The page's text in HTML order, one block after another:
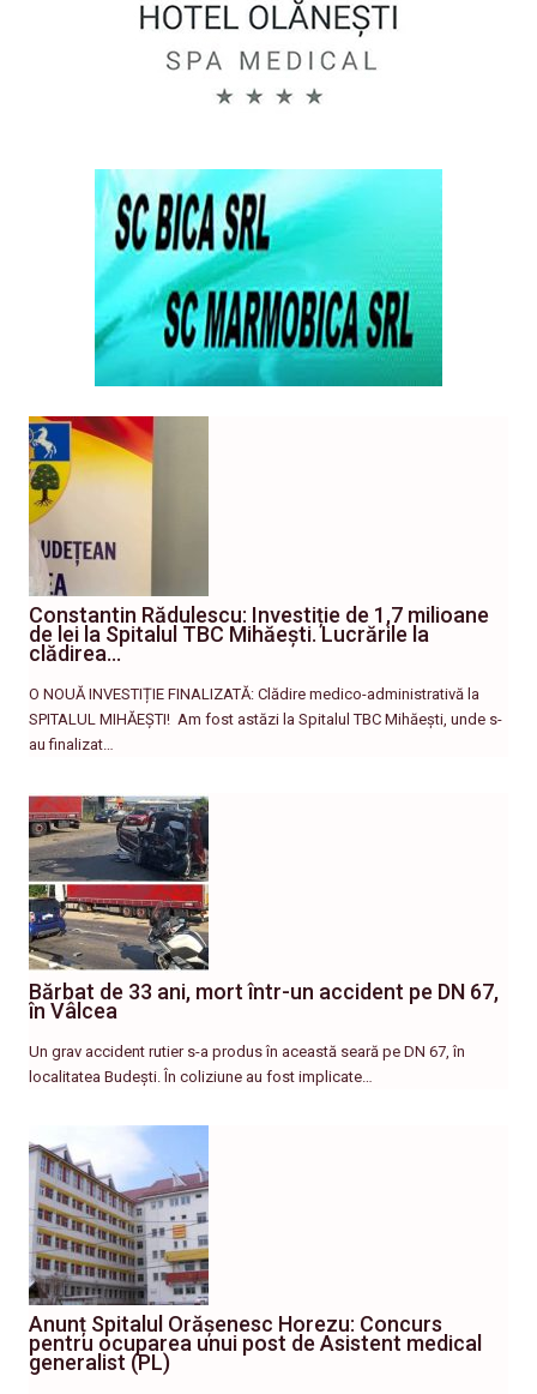
Constantin Rădulescu: Investiție de 1,7 milioane
de lei la Spitalul TBC Mihăești. Lucrările la
clădirea…
O NOUĂ INVESTIȚIE FINALIZATĂ: Clădire medico-administrativă la
SPITALUL MIHĂEȘTI! ​ Am fost astăzi la Spitalul TBC Mihăești, unde s-
au finalizat…
Bărbat de 33 ani, mort într-un accident pe DN 67,
în Vâlcea
Un grav accident rutier s-a produs în această seară pe DN 67, în
localitatea Budești. În coliziune au fost implicate…
Anunț Spitalul Orășenesc Horezu: Concurs
pentru ocuparea unui post de Asistent medical
generalist (PL)